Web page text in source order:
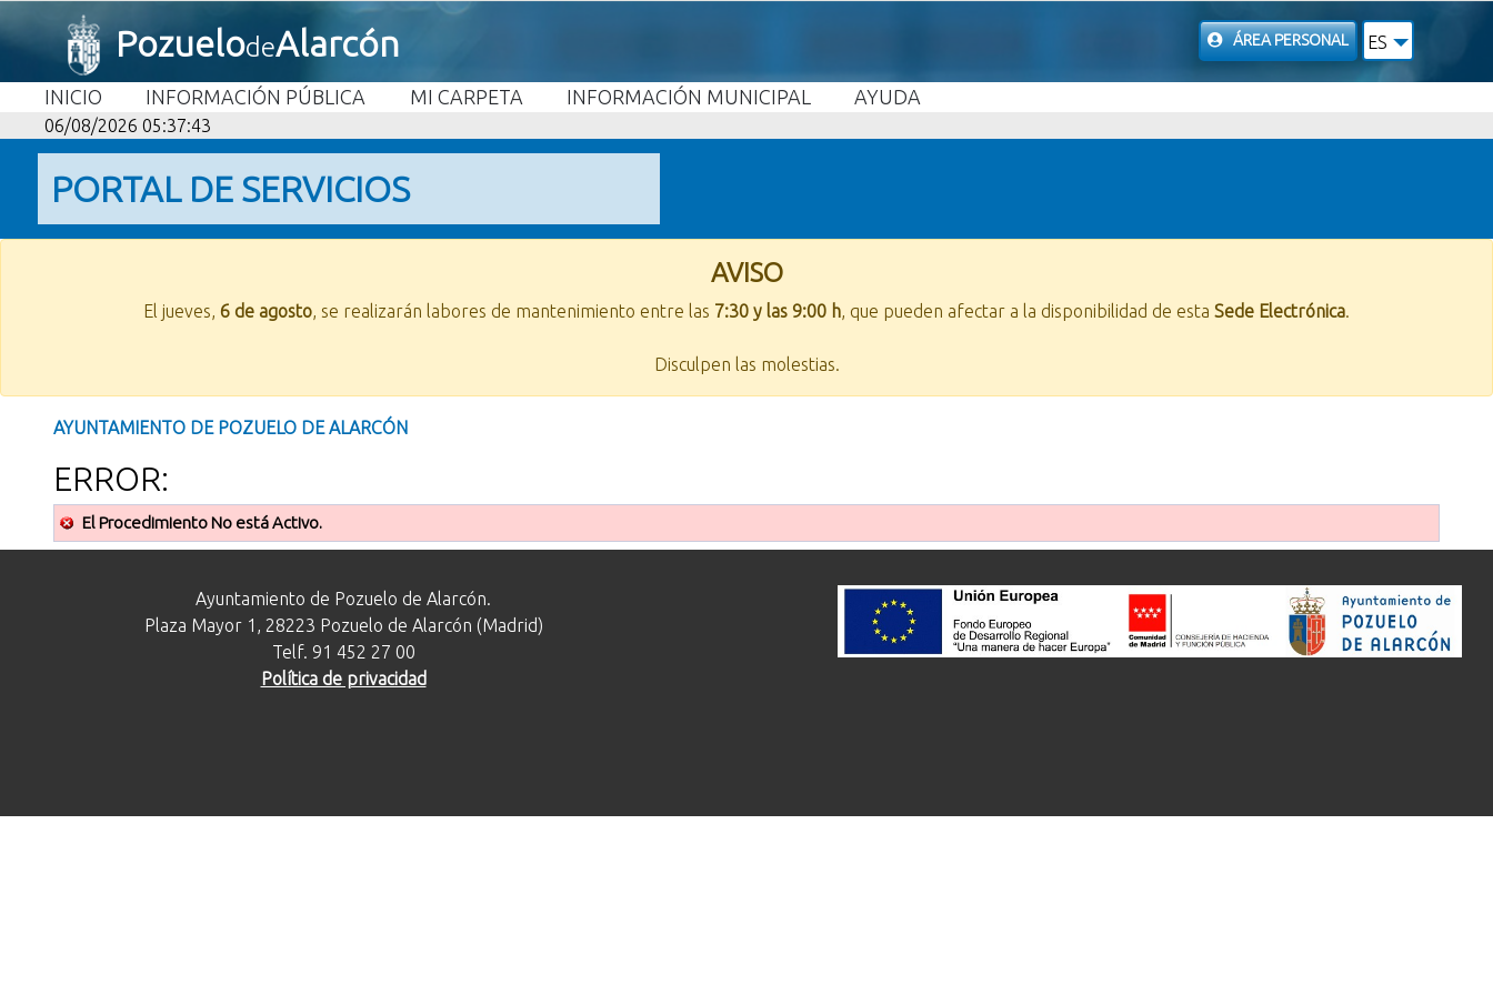
PozuelodeAlarcón ÁREA PERSONAL ES
INICIO INFORMACIÓN PÚBLICA MI CARPETA INFORMACIÓN MUNICIPAL AYUDA
06/08/2026 05:37:43
PORTAL DE SERVICIOS
AVISO
El jueves, 6 de agosto, se realizarán labores de mantenimiento entre las 7:30 y las 9:00 h, que pueden afectar a la disponibilidad de esta Sede Electrónica.
Disculpen las molestias.
AYUNTAMIENTO DE POZUELO DE ALARCÓN
ERROR:
El Procedimiento No está Activo.
Ayuntamiento de Pozuelo de Alarcón.
Plaza Mayor 1, 28223 Pozuelo de Alarcón (Madrid)
Telf. 91 452 27 00
Política de privacidad